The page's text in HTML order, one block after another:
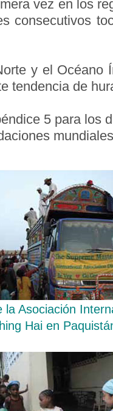
vez en los
consecutivos
y el Océano
tendencia de
5 para los
la Asociación
Hai en